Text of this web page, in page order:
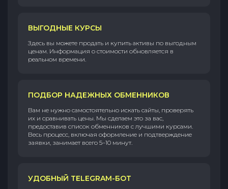
ВЫГОДНЫЕ КУРСЫ
Здесь вы можете продать и купить активы по выгодным
ценам. Информация о стоимости обновляется в
реальном времени.
ПОДБОР НАДЕЖНЫХ ОБМЕННИКОВ
Вам не нужно самостоятельно искать сайты, проверять
их и сравнивать цены. Мы сделаем это за вас,
предоставив список обменников с лучшими курсами.
Весь процесс, включая оформление и подтверждение
заявки, занимает всего 5–10 минут.
УДОБНЫЙ TELEGRAM-БОТ